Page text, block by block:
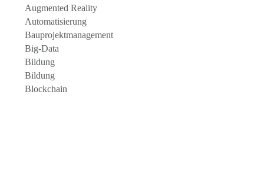
Augmented Reality
Automatisierung
Bauprojektmanagement
Big-Data
Bildung
Bildung
Blockchain